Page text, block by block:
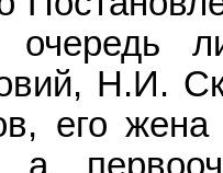
Н.И.
его